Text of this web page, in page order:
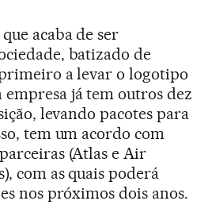
acaba de ser
batizado de
a levar o logotipo
empresa já tem outros dez
levando pacotes para
tem um acordo com
(Atlas e Air
com as quais poderá
nos próximos dois anos.